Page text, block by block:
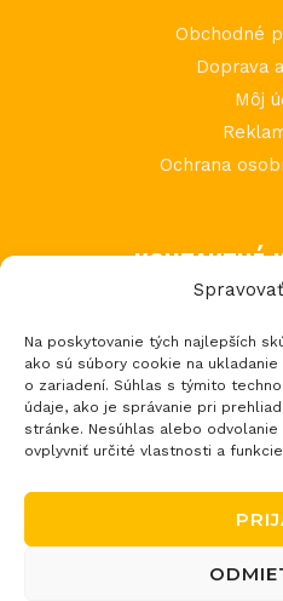
Na poskytovanie tých najlepších
ako sú súbory cookie na
o zariadení. Súhlas s týmito
údaje, ako je správanie pri
stránke. Nesúhlas alebo
ovplyvniť určité vlastnosti a
Obchodné
Doprava
Môj
Ochrana
KONTAKTNÉ
Považská
017 05
tel.: +421
email: